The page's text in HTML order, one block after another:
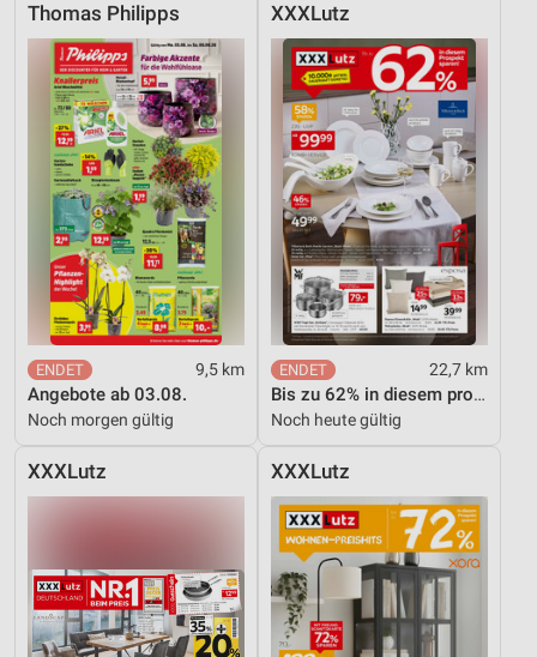
Thomas Philipps
9,5 km
Angebote ab 03.08.
Noch morgen gültig
XXXLutz
22,7 km
Bis zu 62% in diesem prospekt
Noch heute gültig
XXXLutz XXXLutz